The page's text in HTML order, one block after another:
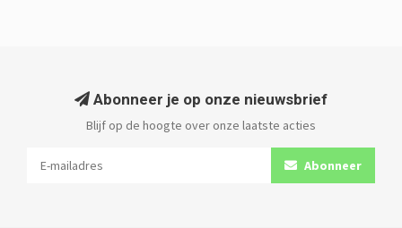
Abonneer je op onze nieuwsbrief
Blijf op de hoogte over onze laatste acties
Abonneer